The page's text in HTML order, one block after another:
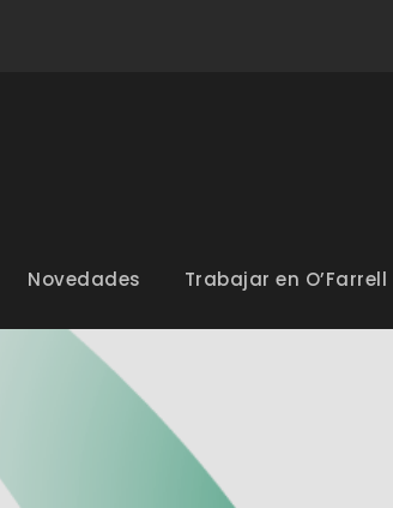
Novedades Trabajar en O’Farrell